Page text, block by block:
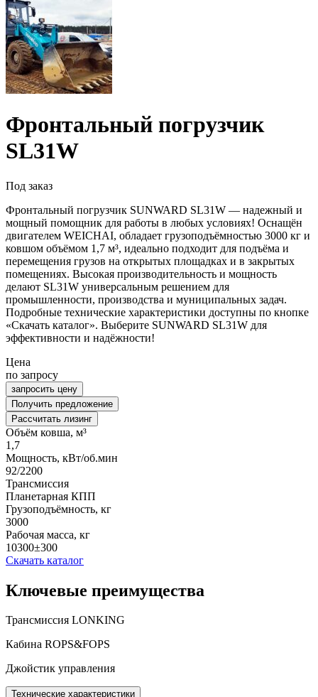
Фронтальный погрузчик
SL31W
Под заказ
Фронтальный погрузчик SUNWARD SL31W — надежный и
мощный помощник для работы в любых условиях! Оснащён
двигателем WEICHAI, обладает грузоподъёмностью 3000 кг и
ковшом объёмом 1,7 м³, идеально подходит для подъёма и
перемещения грузов на открытых площадках и в закрытых
помещениях. Высокая производительность и мощность
делают SL31W универсальным решением для
промышленности, производства и муниципальных задач.
Подробные технические характеристики доступны по кнопке
«Скачать каталог». Выберите SUNWARD SL31W для
эффективности и надёжности!
Цена
по запросу
запросить цену
Получить предложение
Рассчитать лизинг
Объём ковша, м³
1,7
Мощность, кВт/об.мин
92/2200
Трансмиссия
Планетарная КПП
Грузоподъёмность, кг
3000
Рабочая масса, кг
10300±300
Скачать каталог
Ключевые преимущества
Трансмиссия LONKING
Кабина ROPS&FOPS
Джойстик управления
Технические характеристики